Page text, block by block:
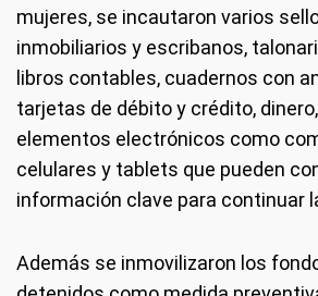
mujeres, se incautaron varios
inmobiliarios y escribanos,
libros contables, cuadernos con
tarjetas de débito y crédito,
elementos electrónicos como
celulares y tablets que pueden
información clave para continuar
Además se inmovilizaron los